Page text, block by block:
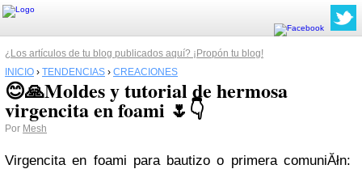
¿Los artículos de tu blog publicados aquí? ¡Propón tu blog!
INICIO › TENDENCIAS › CREACIONES
😊🙏Moldes y tutorial de hermosa
virgencita en foami 🌷👇
Por Mesh
Virgencita en foami para bautizo o primera comuniĂłn: